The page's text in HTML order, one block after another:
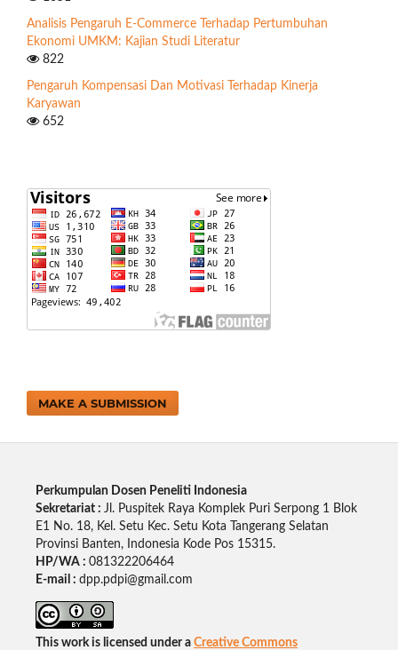
Analisis Pengaruh E-Commerce Terhadap Pertumbuhan
Ekonomi UMKM: Kajian Studi Literatur
822
Pengaruh Kompensasi Dan Motivasi Terhadap Kinerja
Karyawan
652
MAKE A SUBMISSION
Perkumpulan Dosen Peneliti Indonesia
Sekretariat : Jl. Puspitek Raya Komplek Puri Serpong 1 Blok
E1 No. 18, Kel. Setu Kec. Setu Kota Tangerang Selatan
Provinsi Banten, Indonesia Kode Pos 15315.
HP/WA : 081322206464
E-mail : dpp.pdpi@gmail.com
This work is licensed under a Creative Commons